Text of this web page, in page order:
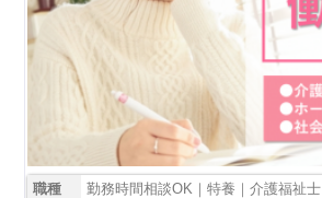
職種 勤務時間相談OK｜特養｜介護福祉士